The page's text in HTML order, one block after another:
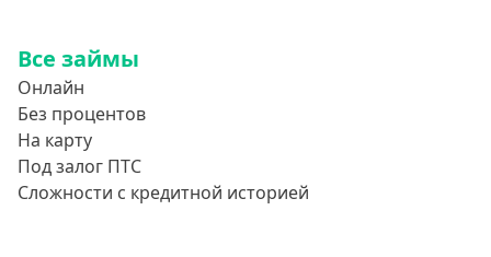
Все займы
Онлайн
Без процентов
На карту
Под залог ПТС
Сложности с кредитной историей